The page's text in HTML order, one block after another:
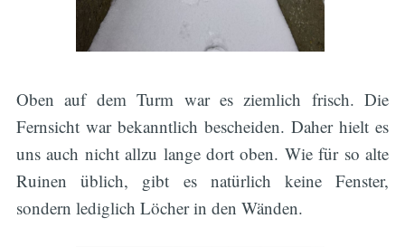
Oben auf dem Turm war es ziemlich frisch. Die
Fernsicht war bekanntlich bescheiden. Daher hielt es
uns auch nicht allzu lange dort oben. Wie für so alte
Ruinen üblich, gibt es natürlich keine Fenster,
sondern lediglich Löcher in den Wänden.